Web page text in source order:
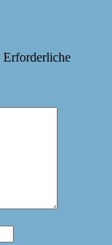
Erforderliche